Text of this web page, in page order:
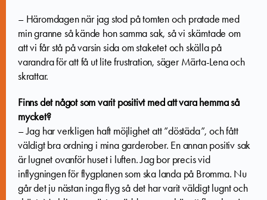
– Häromdagen när jag stod på tomten och pratade med
min granne så kände hon samma sak, så vi skämtade om
att vi får stå på varsin sida om staketet och skälla på
varandra för att få ut lite frustration, säger Märta-Lena och
skrattar.
Finns det något som varit positivt med att vara hemma så
mycket?
– Jag har verkligen haft möjlighet att ”döstäda”, och fått
väldigt bra ordning i mina garderober. En annan positiv sak
är lugnet ovanför huset i luften. Jag bor precis vid
inflygningen för flygplanen som ska landa på Bromma. Nu
går det ju nästan inga flyg så det har varit väldigt lugnt och